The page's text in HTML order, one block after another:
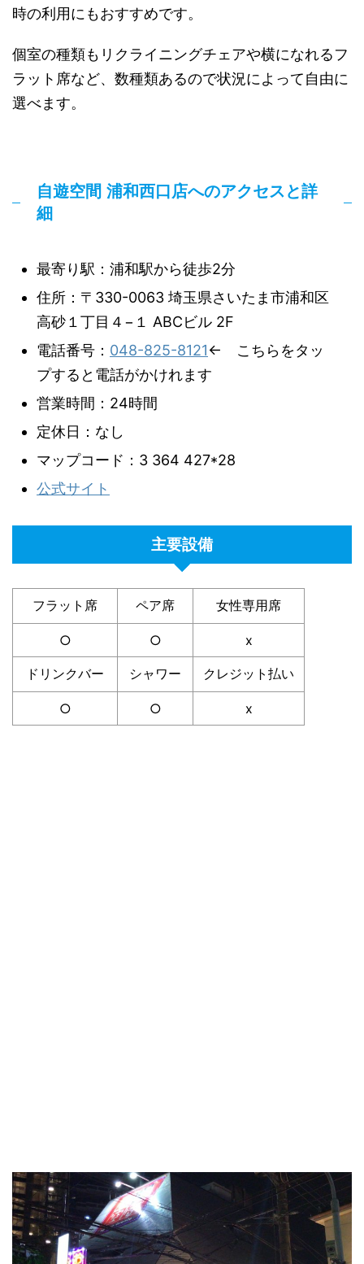
時の利用にもおすすめです。
個室の種類もリクライニングチェアや横になれるフ
ラット席など、数種類あるので状況によって自由に
選べます。
自遊空間 浦和西口店へのアクセスと詳
細
最寄り駅：浦和駅から徒歩2分
住所：〒330-0063 埼玉県さいたま市浦和区
高砂１丁目４−１ ABCビル 2F
電話番号： 048-825-8121← こちらをタッ
プすると電話がかけれます
営業時間：24時間
定休日：なし
マップコード：3 364 427*28
公式サイト
主要設備
フラット席 ペア席 女性専用席
○ ○ x
ドリンクバー シャワー クレジット払い
○ ○ x